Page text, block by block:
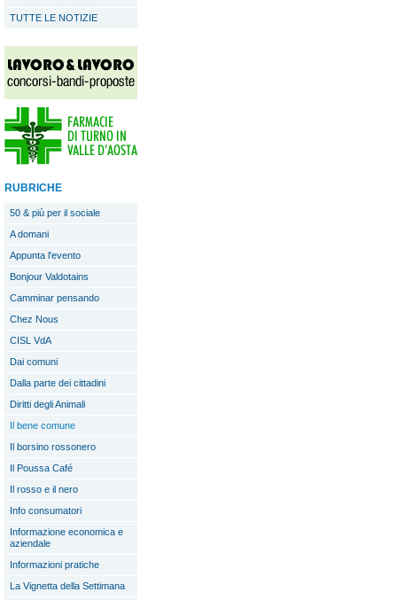
TUTTE LE NOTIZIE
RUBRICHE
50 & più per il sociale
A domani
Appunta l'evento
Bonjour Valdotains
Camminar pensando
Chez Nous
CISL VdA
Dai comuni
Dalla parte dei cittadini
Diritti degli Animali
Il bene comune
Il borsino rossonero
Il Poussa Café
Il rosso e il nero
Info consumatori
Informazione economica e
aziendale
Informazioni pratiche
La Vignetta della Settimana